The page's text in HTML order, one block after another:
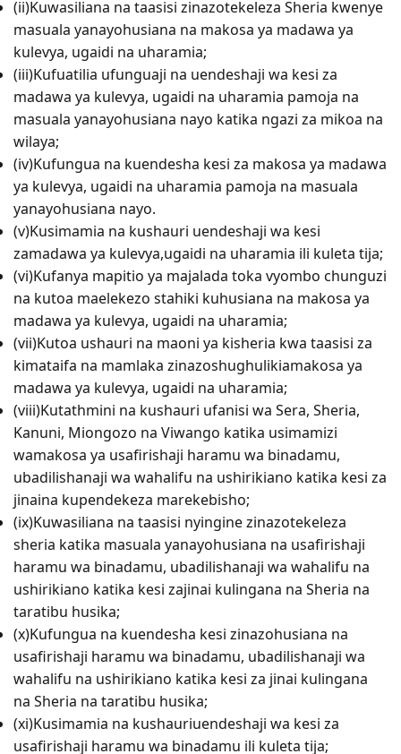
(ii)Kuwasiliana na taasisi zinazotekeleza Sheria kwenye
masuala yanayohusiana na makosa ya madawa ya
kulevya, ugaidi na uharamia;
(iii)Kufuatilia ufunguaji na uendeshaji wa kesi za
madawa ya kulevya, ugaidi na uharamia pamoja na
masuala yanayohusiana nayo katika ngazi za mikoa na
wilaya;
(iv)Kufungua na kuendesha kesi za makosa ya madawa
ya kulevya, ugaidi na uharamia pamoja na masuala
yanayohusiana nayo.
(v)Kusimamia na kushauri uendeshaji wa kesi
zamadawa ya kulevya,ugaidi na uharamia ili kuleta tija;
(vi)Kufanya mapitio ya majalada toka vyombo chunguzi
na kutoa maelekezo stahiki kuhusiana na makosa ya
madawa ya kulevya, ugaidi na uharamia;
(vii)Kutoa ushauri na maoni ya kisheria kwa taasisi za
kimataifa na mamlaka zinazoshughulikiamakosa ya
madawa ya kulevya, ugaidi na uharamia;
(viii)Kutathmini na kushauri ufanisi wa Sera, Sheria,
Kanuni, Miongozo na Viwango katika usimamizi
wamakosa ya usafirishaji haramu wa binadamu,
ubadilishanaji wa wahalifu na ushirikiano katika kesi za
jinaina kupendekeza marekebisho;
(ix)Kuwasiliana na taasisi nyingine zinazotekeleza
sheria katika masuala yanayohusiana na usafirishaji
haramu wa binadamu, ubadilishanaji wa wahalifu na
ushirikiano katika kesi zajinai kulingana na Sheria na
taratibu husika;
(x)Kufungua na kuendesha kesi zinazohusiana na
usafirishaji haramu wa binadamu, ubadilishanaji wa
wahalifu na ushirikiano katika kesi za jinai kulingana
na Sheria na taratibu husika;
(xi)Kusimamia na kushauriuendeshaji wa kesi za
usafirishaji haramu wa binadamu ili kuleta tija;